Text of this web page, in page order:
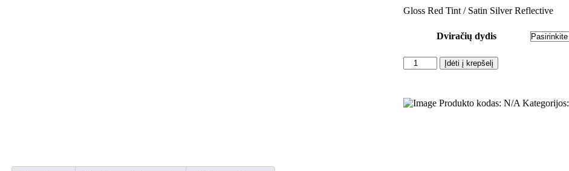
Gloss Red Tint / Satin Silver Reflective
Dviračių dydis
produkto
kiekis:
Specialized
Įdėti į krepšelį
Produkto kodas: N/A Kategorijos: